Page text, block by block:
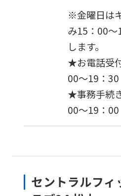
※金曜日は
み15：00
します。
★お電話受
00〜19：30
★事務手続
00～19：00
セントラルフィ
to
if
you